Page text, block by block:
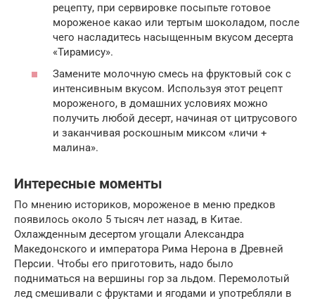
рецепту, при сервировке посыпьте готовое
мороженое какао или тертым шоколадом, после
чего насладитесь насыщенным вкусом десерта
«Тирамису».
Замените молочную смесь на фруктовый сок с
интенсивным вкусом. Используя этот рецепт
мороженого, в домашних условиях можно
получить любой десерт, начиная от цитрусового
и заканчивая роскошным миксом «личи +
малина».
Интересные моменты
По мнению историков, мороженое в меню предков
появилось около 5 тысяч лет назад, в Китае.
Охлажденным десертом угощали Александра
Македонского и императора Рима Нерона в Древней
Персии. Чтобы его приготовить, надо было
подниматься на вершины гор за льдом. Перемолотый
лед смешивали с фруктами и ягодами и употребляли в